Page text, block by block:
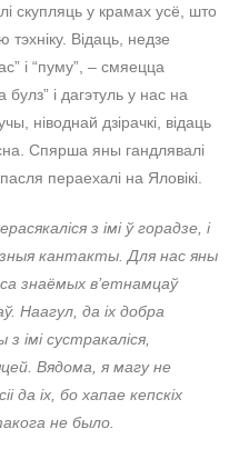
скупляць у крамах усё, што
Відаць, недзе
і “пуму”, – смяецца
і дагэтуль у нас на
ніводнай дзірачкі, відаць
Спярша яны гандлявалі
пераехалі на Яловікі.
з імі ў горадзе, і
кантакты. Для нас яны
знаёмых в’етнамцаў
Наагул, да іх добра
імі сустракаліся,
Вядома, я магу не
да іх, бо хапае кепскіх
не было.